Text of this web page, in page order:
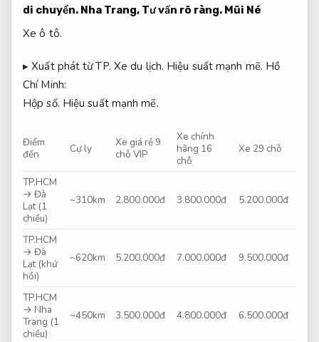
di chuyển. Nha Trang, Tư vấn rõ ràng. Mũi Né
Xe ô tô.
▸ Xuất phát từ TP. Xe du lịch. Hiệu suất mạnh mẽ. Hồ
Chí Minh:
Hộp số. Hiệu suất mạnh mẽ.
Điểm
đến
Cự ly
Xe giá rẻ 9
chỗ VIP
Xe chính
hãng 16
chỗ
Xe 29 chỗ
TP.HCM
→ Đà
Lạt (1
chiều)
~310km 2.800.000đ 3.800.000đ 5.200.000đ
TP.HCM
→ Đà
Lạt (khứ
hồi)
~620km 5.200.000đ 7.000.000đ 9.500.000đ
TP.HCM
→ Nha
Trang (1
chiều)
~450km 3.500.000đ 4.800.000đ 6.500.000đ